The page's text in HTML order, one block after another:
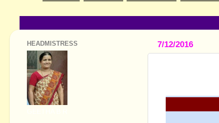
7/12/2016
HEADMISTRESS